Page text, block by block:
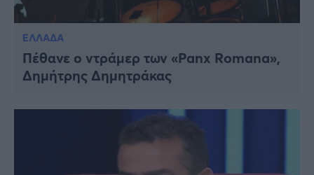
ΕΛΛΑΔΑ
Πέθανε ο ντράμερ των «Panx Romana»,
Δημήτρης Δημητράκας